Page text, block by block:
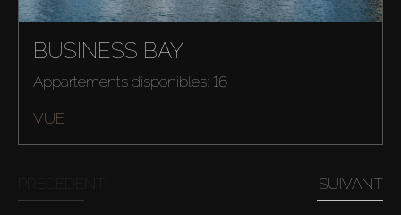
Louer
Vendre
Hors Plan
Agents
BUSINESS BAY
Appartements disponibles: 16
VUE
SUIVANT